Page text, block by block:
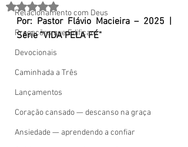
Relacionamento com Deus
Pregações que Edificam
Devocionais
Caminhada a Três
Lançamentos
Coração cansado — descanso na graça
Ansiedade — aprendendo a confiar
Avaliado com NaN de 5 estrelas.
Por: Pastor Flávio Macieira – 2025 |
Série "VIDA PELA FÉ"